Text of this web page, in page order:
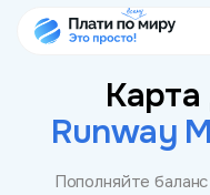
Runway
Пополняйте